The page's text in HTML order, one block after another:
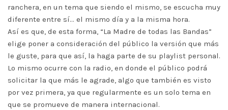
ranchera, en un tema que siendo el mismo, se escucha muy
diferente entre sí… el mismo día y a la misma hora.
Así es que, de esta forma, “La Madre de todas las Bandas”
elige poner a consideración del público la versión que más
le guste, para que así, la haga parte de su playlist personal.
Lo mismo ocurre con la radio, en donde el público podrá
solicitar la que más le agrade, algo que también es visto
por vez primera, ya que regularmente es un solo tema en
que se promueve de manera internacional.